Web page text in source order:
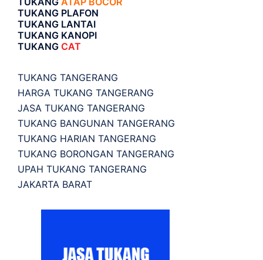
TUKANG PLAFON
TUKANG LANTAI
TUKANG KANOPI
TUKANG CAT
TUKANG TANGERANG
HARGA TUKANG TANGERANG
JASA TUKANG TANGERANG
TUKANG BANGUNAN TANGERANG
TUKANG HARIAN TANGERANG
TUKANG BORONGAN TANGERANG
UPAH TUKANG TANGERANG
JAKARTA BARAT